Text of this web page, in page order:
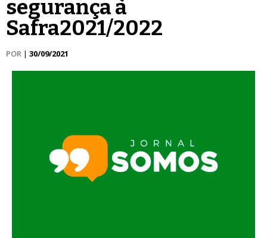
segurança à
Safra2021/2022
POR | 30/09/2021